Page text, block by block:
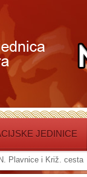
JEDINICE
Plavnice i Križ. cesta